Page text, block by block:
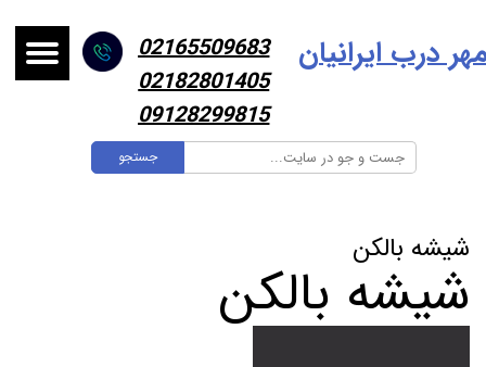
جستجو
درب ایرانیان
02165509683
02182801405
09128299815
شیشه بالکن
شیشه بالکن